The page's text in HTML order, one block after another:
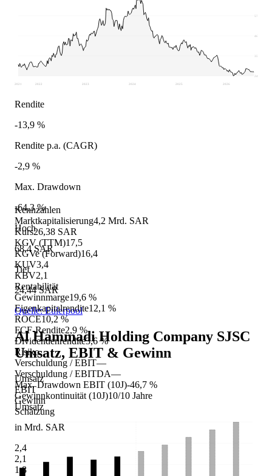
Kennzahlen
Marktkapitalisierung4,2 Mrd. SAR
Kurs26,38 SAR
KGV (TTM)17,5
KGVe (Forward)16,4
KUV3,4
KBV2,1
Rentabilität
Gewinnmarge19,6 %
Eigenkapitalrendite12,1 %
ROCE10,2 %
FCF-Rendite2,9 %
Dividendenrendite3,6 %
Risiko
Verschuldung / EBIT—
Verschuldung / EBITDA—
Max. Drawdown EBIT (10J)-46,7 %
Gewinnkontinuität (10J)10/10 Jahre
Umsatz
in Mrd. SAR
2,4
2,1
1,8
24,44
35,43
46,42
57,41
2021 2022 2023 2024 2025 2026
Rendite
-13,9 %
Rendite p.a. (CAGR)
-2,9 %
Max. Drawdown
-64,3 %
Hoch
68,4 SAR
Tief
24,44 SAR
Quelle: Eulerpool
Al Hammadi Holding Company SJSC
Umsatz, EBIT & Gewinn
Umsatz
EBIT
Gewinn
Schätzung